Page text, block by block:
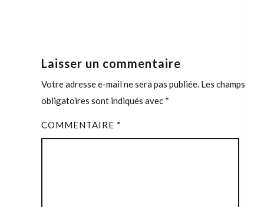
Laisser un commentaire
Votre adresse e-mail ne sera pas publiée. Les champs
obligatoires sont indiqués avec *
COMMENTAIRE *